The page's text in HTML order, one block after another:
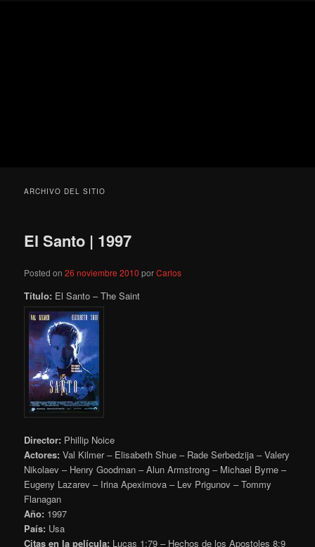
ARCHIVO DEL SITIO
El Santo | 1997
Posted on26 noviembre 2010 porCarlos
Título: El Santo – The Saint
Director: Phillip Noice
Actores: Val Kilmer – Elisabeth Shue – Rade Serbedzija – Valery
Nikolaev – Henry Goodman – Alun Armstrong – Michael Byrne –
Eugeny Lazarev – Irina Apeximova – Lev Prigunov – Tommy
Flanagan
Año: 1997
País: Usa
Citas en la película: Lucas 1:79 – Hechos de los Apostoles 8:9